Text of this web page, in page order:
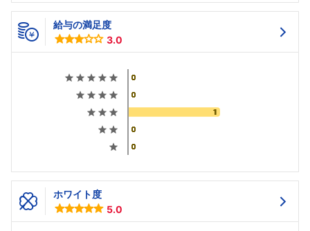
給与の満足度
3.0
ホワイト度
5.0